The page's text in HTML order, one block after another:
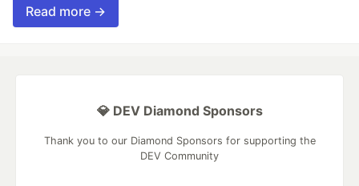
Read more →
💎 DEV Diamond Sponsors
Thank you to our Diamond Sponsors for supporting the
DEV Community